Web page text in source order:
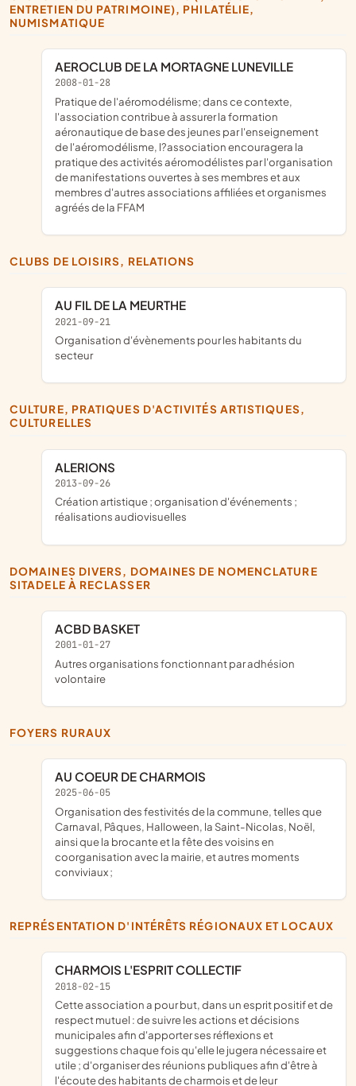
ENTRETIEN DU PATRIMOINE), PHILATÉLIE,
NUMISMATIQUE
AEROCLUB DE LA MORTAGNE LUNEVILLE
2008-01-28
pratique de l'aéromodélisme; dans ce contexte,
l'association contribue à assurer la formation
aéronautique de base des jeunes par l'enseignement
de l'aéromodélisme, l?association encouragera la
pratique des activités aéromodélistes par l'organisation
de manifestations ouvertes à ses membres et aux
membres d'autres associations affiliées et organismes
agréés de la FFAM
CLUBS DE LOISIRS, RELATIONS
AU FIL DE LA MEURTHE
2021-09-21
Organisation d'évènements pour les habitants du
secteur
CULTURE, PRATIQUES D'ACTIVITÉS ARTISTIQUES,
CULTURELLES
ALERIONS
2013-09-26
création artistique ; organisation d'événements ;
réalisations audiovisuelles
DOMAINES DIVERS, DOMAINES DE NOMENCLATURE
SITADELE À RECLASSER
ACBD BASKET
2001-01-27
Autres organisations fonctionnant par adhésion
volontaire
FOYERS RURAUX
AU COEUR DE CHARMOIS
2025-06-05
organisation des festivités de la commune, telles que
Carnaval, Pâques, Halloween, la Saint-Nicolas, Noël,
ainsi que la brocante et la fête des voisins en
coorganisation avec la mairie, et autres moments
conviviaux ;
REPRÉSENTATION D'INTÉRÊTS RÉGIONAUX ET LOCAUX
CHARMOIS L'ESPRIT COLLECTIF
2018-02-15
cette association a pour but, dans un esprit positif et de
respect mutuel : de suivre les actions et décisions
municipales afin d'apporter ses réflexions et
suggestions chaque fois qu'elle le jugera nécessaire et
utile ; d'organiser des réunions publiques afin d'être à
l'écoute des habitants de charmois et de leur